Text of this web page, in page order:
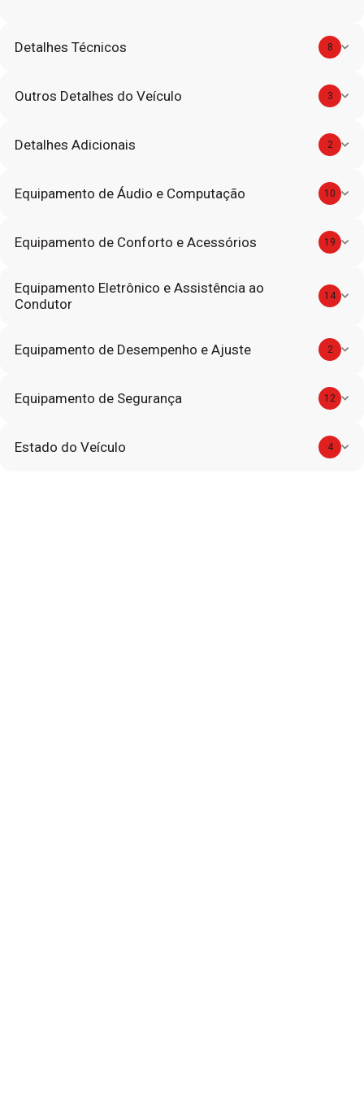
Detalhes Técnicos 8
Outros Detalhes do Veículo 3
Detalhes Adicionais 2
Equipamento de Áudio e Computação 10
Equipamento de Conforto e Acessórios 19
Equipamento Eletrônico e Assistência ao
Condutor
14
Equipamento de Desempenho e Ajuste 2
Equipamento de Segurança 12
Estado do Veículo 4